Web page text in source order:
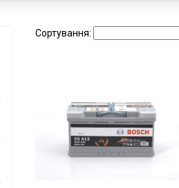
Сортування: